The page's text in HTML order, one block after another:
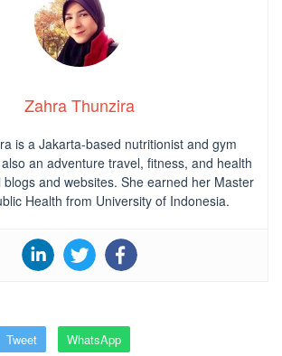
Zahra Thunzira
is a Jakarta-based nutritionist and gym
also an adventure travel, fitness, and health
and websites. She earned her Master
Health from University of Indonesia.
Tweet WhatsApp